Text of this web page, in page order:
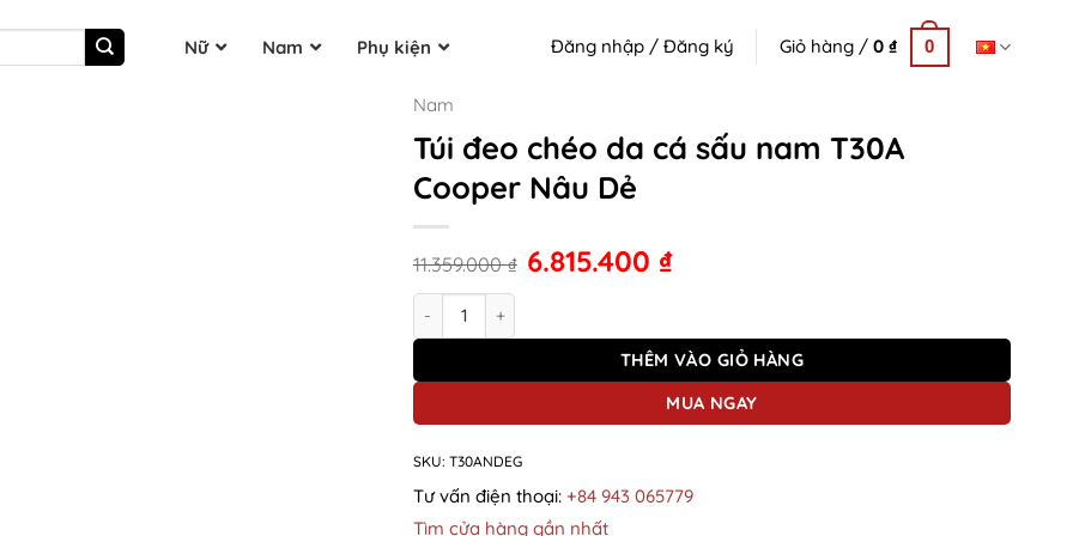
Nữ Nam Phụ kiện Đăng nhập / Đăng ký Giỏ hàng / 0 ₫ 0
Nam
Túi đeo chéo da cá sấu nam T30A
Cooper Nâu Dẻ
11.359.000₫ 6.815.400 ₫
Túi đeo chéo da cá sấu nam T30A Cooper Nâu Dẻ số lượng
THÊM VÀO GIỎ HÀNG
MUA NGAY
SKU: T30ANDEG
Tư vấn điện thoại: +84 943 065779
Tìm cửa hàng gần nhất